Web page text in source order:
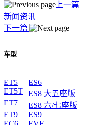
上一篇
新闻资讯
下一篇
车型
ET5
ET5T
ET7
ET9
EC6
ES6
ES8 大五座版
ES8 六/七座版
ES9
EVE